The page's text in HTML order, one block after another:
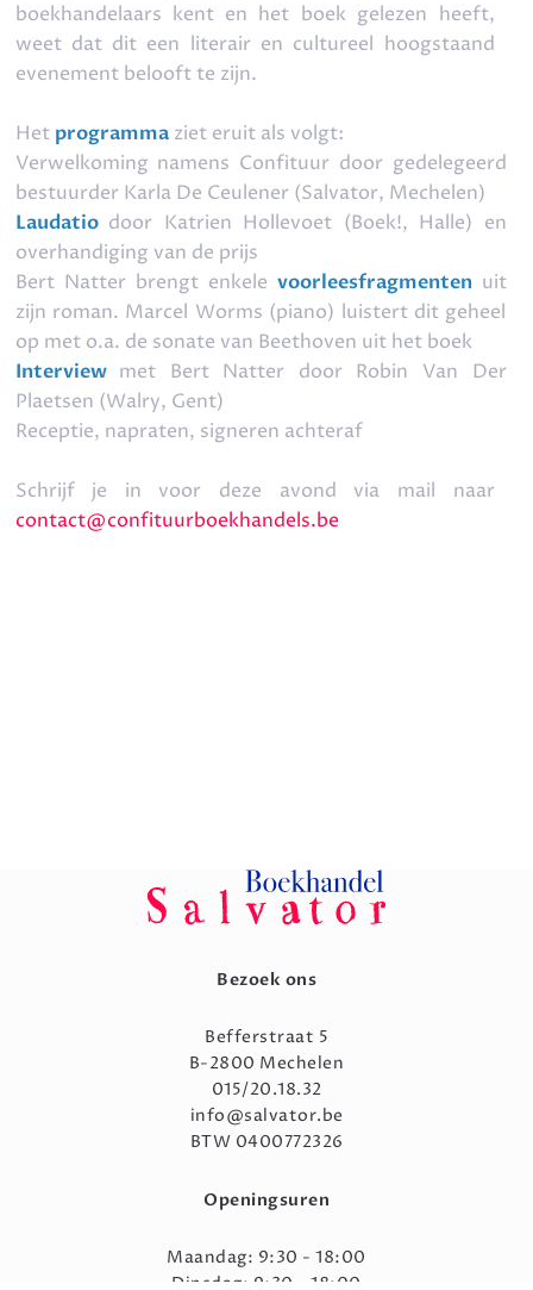
boekhandelaars kent en het boek gelezen heeft,
weet dat dit een literair en cultureel hoogstaand
evenement belooft te zijn.
Het programma ziet eruit als volgt:
Verwelkoming namens Confituur door gedelegeerd
bestuurder Karla De Ceulener (Salvator, Mechelen)
Laudatio door Katrien Hollevoet (Boek!, Halle) en
overhandiging van de prijs
Bert Natter brengt enkelevoorleesfragmenten uit
zijn roman. Marcel Worms (piano) luistert dit geheel
op met o.a. de sonate van Beethoven uit het boek
Interview met Bert Natter door Robin Van Der
Plaetsen (Walry, Gent)
Receptie, napraten, signeren achteraf
Schrijf je in voor deze avond via mail naar
contact@confituurboekhandels.be
Bezoek ons
Befferstraat 5
B-2800 Mechelen
015/20.18.32
info@salvator.be
BTW 0400772326
Openingsuren
Maandag: 9:30 - 18:00
Dinsdag: 9:30 - 18:00